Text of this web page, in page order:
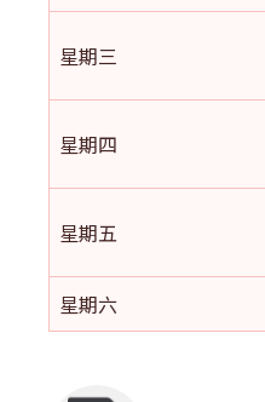
星期三
星期四
星期五
星期六